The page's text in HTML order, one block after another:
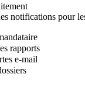
notifications pour
rapports
e-mail